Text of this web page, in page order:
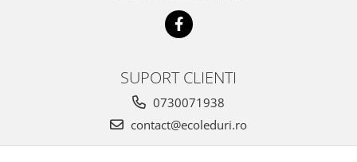
SUPORT CLIENTI
0730071938
contact@ecoleduri.ro